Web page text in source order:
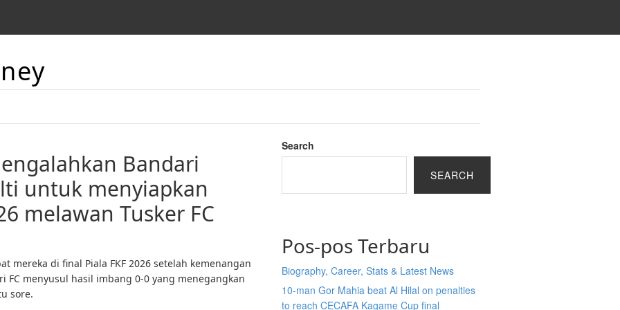
Bandari
untuk menyiapkan
melawan Tusker FC
mereka di final Piala FKF 2026 setelah kemenangan
FC menyusul hasil imbang 0-0 yang menegangkan
sore.
Search
SEARCH
Pos-pos Terbaru
Biography, Career, Stats & Latest News
10-man Gor Mahia beat Al Hilal on penalties
to reach CECAFA Kagame Cup final